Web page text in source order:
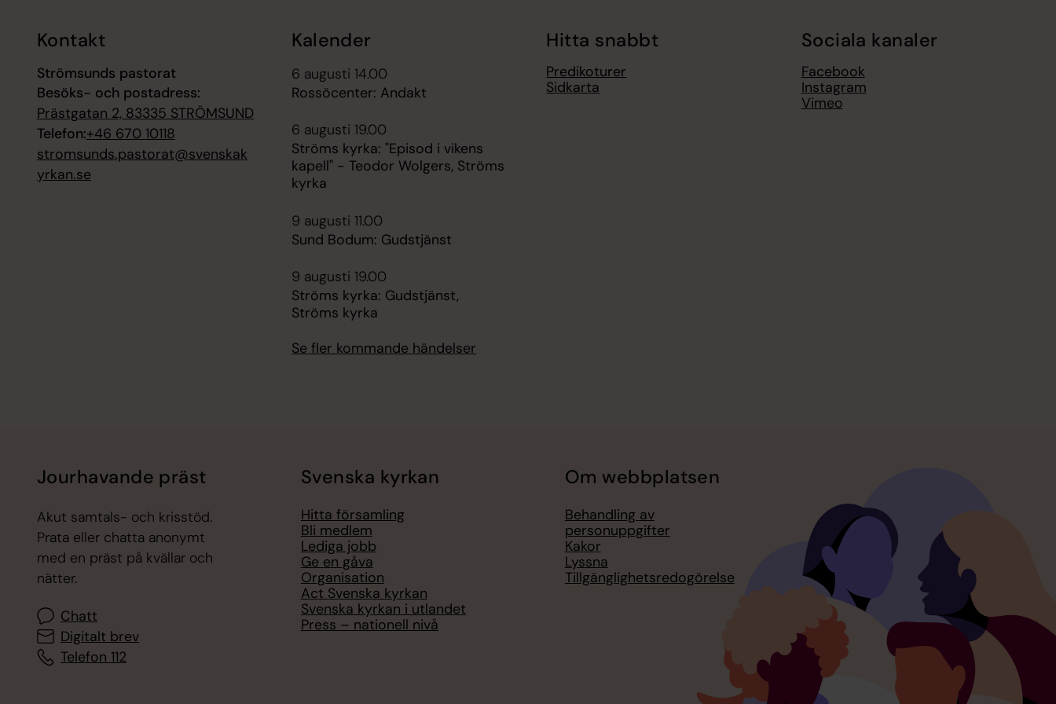
Kontakt
Strömsunds pastorat
Besöks- och postadress:
Prästgatan 2, 83335 STRÖMSUND
Telefon:+46 670 10118
stromsunds.pastorat@svenskak
yrkan.se
Kalender
6 augusti 14.00
Rossöcenter: Andakt
6 augusti 19.00
Ströms kyrka: "Episod i vikens
kapell" - Teodor Wolgers, Ströms
kyrka
9 augusti 11.00
Sund Bodum: Gudstjänst
9 augusti 19.00
Ströms kyrka: Gudstjänst,
Ströms kyrka
Se fler kommande händelser
Hitta snabbt
Predikoturer
Sidkarta
Sociala kanaler
Facebook
Instagram
Vimeo
Jourhavande präst
Akut samtals- och krisstöd.
Prata eller chatta anonymt
med en präst på kvällar och
nätter.
Chatt
Digitalt brev
Telefon 112
Svenska kyrkan
Hitta församling
Bli medlem
Lediga jobb
Ge en gåva
Organisation
Act Svenska kyrkan
Svenska kyrkan i utlandet
Press – nationell nivå
Om webbplatsen
Behandling av
personuppgifter
Kakor
Lyssna
Tillgänglighetsredogörelse